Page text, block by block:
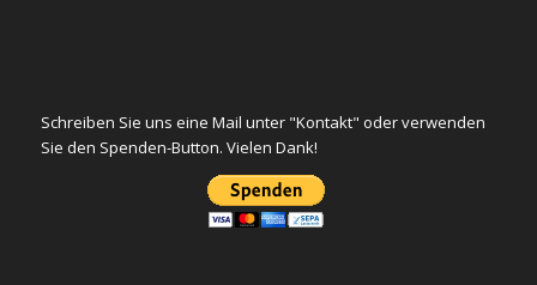
Schreiben Sie uns eine Mail unter "Kontakt" oder verwenden
Sie den Spenden-Button. Vielen Dank!